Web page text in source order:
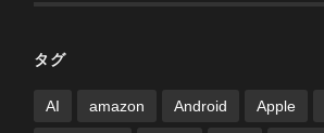
タグ
AI amazon Android Apple